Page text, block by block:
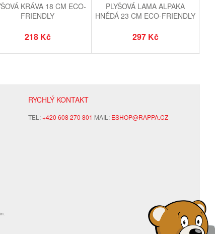
KRÁVA 18 CM ECO-
FRIENDLY
218 Kč
PLYŠOVÁ LAMA ALPAKA
HNĚDÁ 23 CM ECO-FRIENDLY
297 Kč
RYCHLÝ KONTAKT
TEL:+420 608 270 801 MAIL: ESHOP@RAPPA.CZ